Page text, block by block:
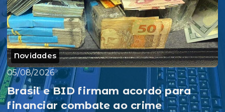
Novidades
05/08/2026
Brasil e BID firmam acordo para
financiar combate ao crime